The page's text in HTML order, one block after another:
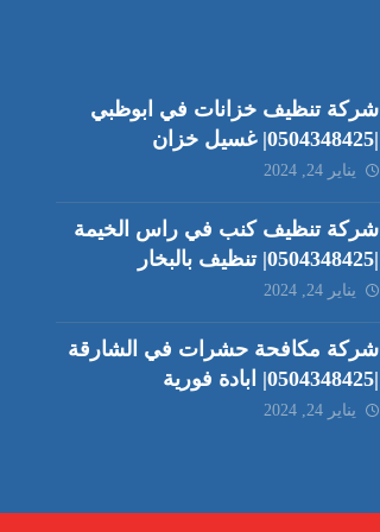
شركة تنظيف خزانات في ابوظبي
|0504348425| غسيل خزان
يناير 24, 2024
شركة تنظيف كنب في راس الخيمة
|0504348425| تنظيف بالبخار
يناير 24, 2024
شركة مكافحة حشرات في الشارقة
|0504348425| ابادة فورية
يناير 24, 2024